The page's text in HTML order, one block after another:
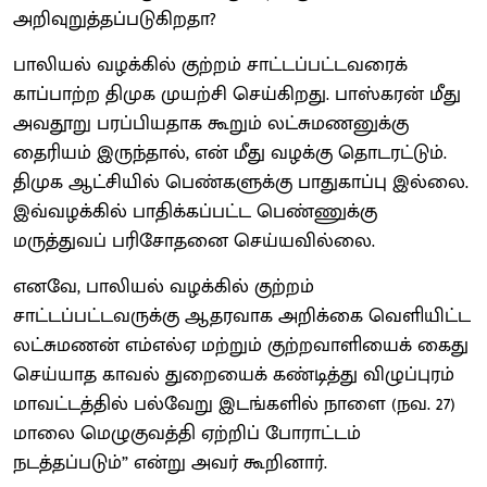
அறிவுறுத்தப்படுகிறதா?
பாலியல் வழக்கில் குற்றம் சாட்டப்பட்டவரைக்
காப்பாற்ற திமுக முயற்சி செய்கிறது. பாஸ்கரன் மீது
அவதூறு பரப்பியதாக கூறும் லட்சுமணனுக்கு
தைரியம் இருந்தால், என் மீது வழக்கு தொடரட்டும்.
திமுக ஆட்சியில் பெண்களுக்கு பாதுகாப்பு இல்லை.
இவ்வழக்கில் பாதிக்கப்பட்ட பெண்ணுக்கு
மருத்துவப் பரிசோதனை செய்யவில்லை.
எனவே, பாலியல் வழக்கில் குற்றம்
சாட்டப்பட்டவருக்கு ஆதரவாக அறிக்கை வெளியிட்ட
லட்சுமணன் எம்எல்ஏ மற்றும் குற்றவாளியைக் கைது
செய்யாத காவல் துறையைக் கண்டித்து விழுப்புரம்
மாவட்டத்தில் பல்வேறு இடங்களில் நாளை (நவ. 27)
மாலை மெழுகுவத்தி ஏற்றிப் போராட்டம்
நடத்தப்படும்” என்று அவர் கூறினார்.